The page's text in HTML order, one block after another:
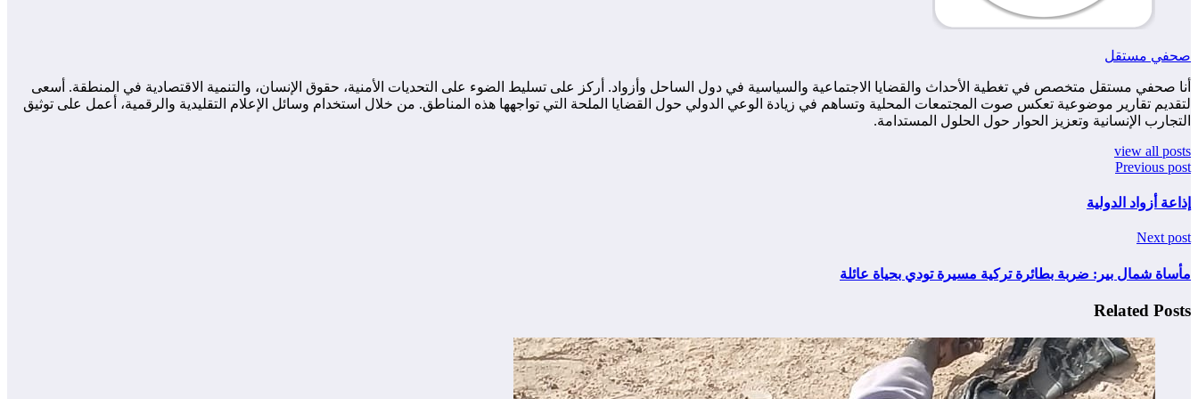
صحفي مستقل
أنا صحفي مستقل متخصص في تغطية الأحداث والقضايا الاجتماعية والسياسية في دول الساحل وأزواد. أركز على تسليط الضوء على التحديات الأمنية، حقوق الإنسان، والتنمية الاقتصادية في المنطقة. أسعى
لتقديم تقارير موضوعية تعكس صوت المجتمعات المحلية وتساهم في زيادة الوعي الدولي حول القضايا الملحة التي تواجهها هذه المناطق. من خلال استخدام وسائل الإعلام التقليدية والرقمية، أعمل على توثيق
التجارب الإنسانية وتعزيز الحوار حول الحلول المستدامة.
view all posts
Previous post
إذاعة أزواد الدولية
Next post
مأساة شمال بير: ضربة بطائرة تركية مسيرة تودي بحياة عائلة
Related Posts